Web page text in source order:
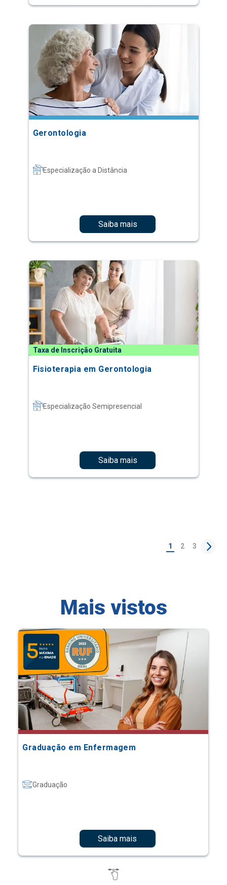
Gerontologia
Especialização a Distância
Saiba mais
Taxa de Inscrição Gratuita
Fisioterapia em Gerontologia
Especialização Semipresencial
Saiba mais
1 2 3
Mais vistos
Graduação em Enfermagem
Graduação
Saiba mais